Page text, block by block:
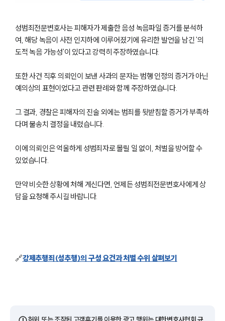
팀소개
대륜의 강점
AI대륜
성범죄전문변호사는 피해자가 제출한 음성 녹음파일 증거를 분석하
여, 해당 녹음이 사전 인지하에 이루어졌기에 유리한 발언을 남긴 '의
도적 녹음 가능성'이 있다고 강력히 주장하였습니다.
또한 사건 직후 의뢰인이 보낸 사과의 문자는 범행 인정의 증거가 아닌
예의상의 표현이었다고 관련 판례와 함께 주장하였습니다.
그 결과, 경찰은 피해자의 진술 외에는 범죄를 뒷받침할 증거가 부족하
다며 불송치 결정을 내렸습니다.
이에 의뢰인은 억울하게 성범죄자로 몰릴 일 없이, 처벌을 방어할 수
있었습니다.
만약 비슷한 상황에 처해 계신다면, 언제든 성범죄전문변호사에게 상
담을 요청해 주시길 바랍니다.
🔗강제추행죄(성추행)의 구성 요건과 처벌 수위 살펴보기